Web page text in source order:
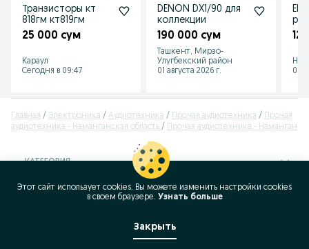
Транзисторы кт
818гм кт819гм
25 000 сум
Караул
Сегодня в 09:47
DENON DX1/90 для
коллекции
190 000 сум
Ташкент, Мирзо-
Улугбекский район
01 августа 2026 г.
05
Главная Электроника Аудиотехника Прочая аудиотехника
Прочая
аудиотехника - Наманганская область
Прочая аудиотехника - Наманган
КАТЕГОРИЯ
Этот сайт использует cookies. Вы можете изменить настройки cookies
в своeм браузере. Узнать больше
Закрыть